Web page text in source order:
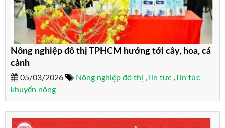
Nông nghiệp đô thị TPHCM hướng tới cây, hoa, cá
cảnh
05/03/2026 Nông nghiệp đô thị ,Tin tức ,Tin tức
khuyến nông